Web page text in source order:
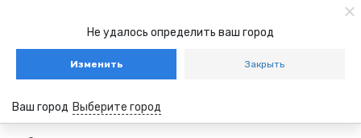
Не удалось определить ваш город
Изменить Закрыть
Ваш город Выберите город